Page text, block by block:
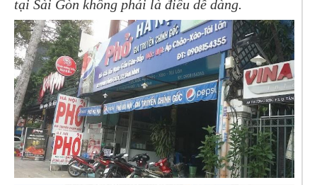
tại Sài Gòn không phải là điều dễ dàng.